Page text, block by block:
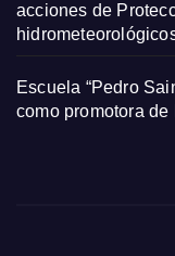
acciones de
Escuela “Pedro
como promotora de